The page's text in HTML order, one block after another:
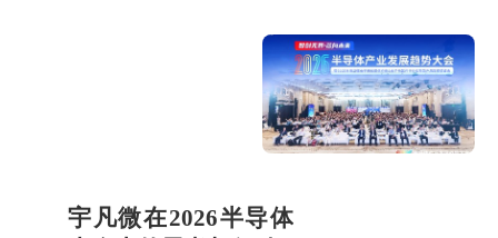
宇凡微在2026半导体